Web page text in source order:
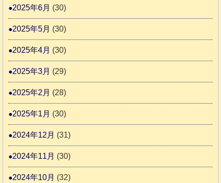
2025年6月 (30)
2025年5月 (30)
2025年4月 (30)
2025年3月 (29)
2025年2月 (28)
2025年1月 (30)
2024年12月 (31)
2024年11月 (30)
2024年10月 (32)